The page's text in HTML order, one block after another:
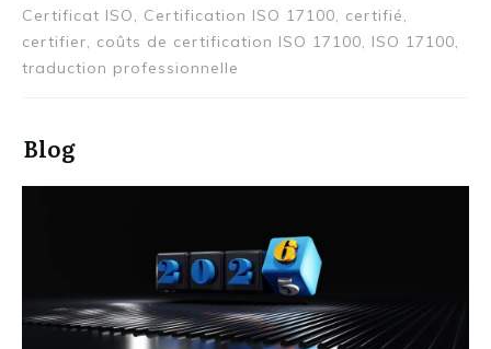
Certificat ISO, Certification ISO 17100, certifié,
certifier, coûts de certification ISO 17100, ISO 17100,
traduction professionnelle
Blog